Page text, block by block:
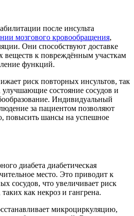
после инсульта
мозгового кровообращения,
Они способствуют доставке
веществ к повреждённым участкам
функций.
риск повторных инсультов, так
состояние сосудов и
Индивидуальный
за пациентом позволяют
повысить шансы на успешное
диабета диабетическая
место. Это приводит к
сосудов, что увеличивает риск
как некроз и гангрена.
микроциркуляцию,